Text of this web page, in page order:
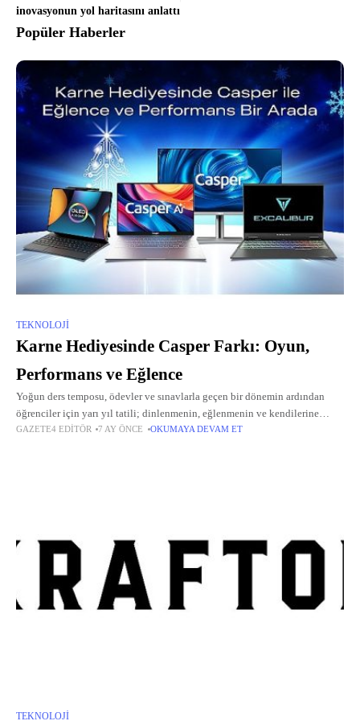
inovasyonun yol haritasını anlattı
Popüler Haberler
TEKNOLOJI
Karne Hediyesinde Casper Farkı: Oyun,
Performans ve Eğlence
Yoğun ders temposu, ödevler ve sınavlarla geçen bir dönemin ardından
öğrenciler için yarı yıl tatili; dinlenmenin, eğlenmenin ve kendilerine
zaman ayırmanın en keyifli fırsatlarından biri.
GAZETE4 EDITÖR 7 AY ÖNCE OKUMAYA DEVAM ET
TEKNOLOJI